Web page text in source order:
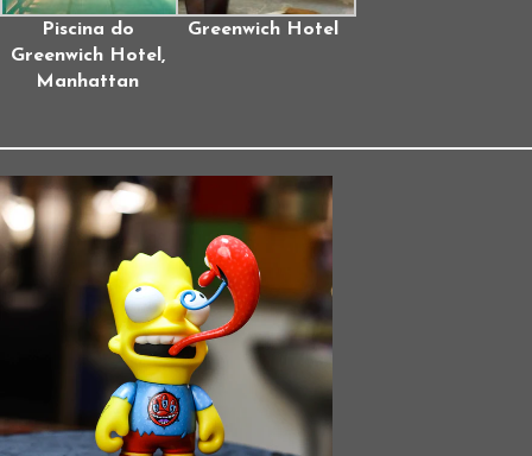
Piscina do
Greenwich Hotel,
Manhattan
Greenwich Hotel